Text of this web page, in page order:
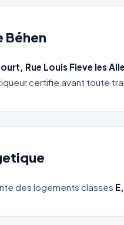
Béhen
Rue Louis Fieve les
certifie avant toute
des logements classes